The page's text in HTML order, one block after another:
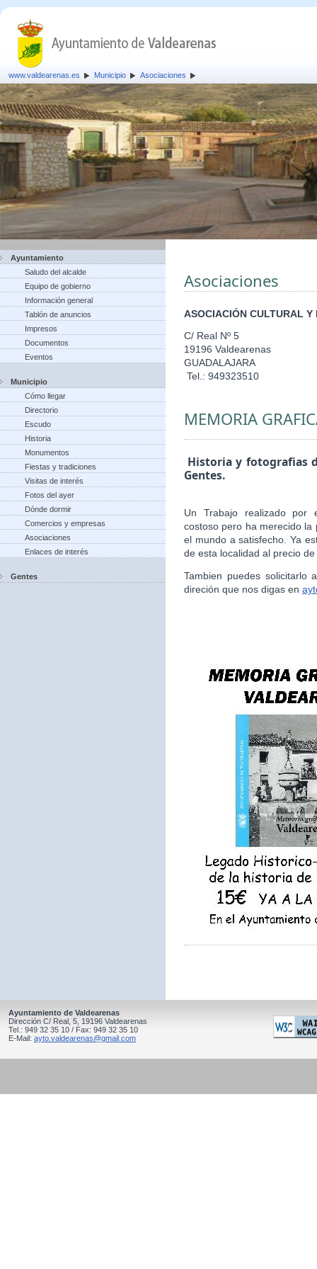
www.valdearenas.es Municipio Asociaciones
Ayuntamiento
Saludo del alcalde
Equipo de gobierno
Información general
Tablón de anuncios
Impresos
Documentos
Eventos
Municipio
Cómo llegar
Directorio
Escudo
Historia
Monumentos
Fiestas y tradiciones
Visitas de interés
Fotos del ayer
Dónde dormir
Comercios y empresas
Asociaciones
Enlaces de interés
Gentes
Asociaciones
ASOCIACIÓN CULTURAL Y
C/ Real Nº 5
19196 Valdearenas
GUADALAJARA
Tel.: 949323510
MEMORIA
Historia y fotografias
Gentes.
Un Trabajo realizado por
costoso pero ha merecido
el mundo a satisfecho. Ya
de esta localidad al precio
Tambien puedes
direción que nos digas en
Ayuntamiento de Valdearenas
Dirección C/ Real, 5, 19196 Valdearenas
Tel.: 949 32 35 10 / Fax: 949 32 35 10
E-Mail: ayto.valdearenas@gmail.com